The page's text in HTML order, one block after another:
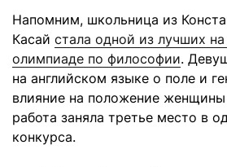
Напомним, школьница из
Касай стала одной из лучших
олимпиаде по философии.
на английском языке о поле и
влияние на положение
работа заняла третье место в
конкурса.